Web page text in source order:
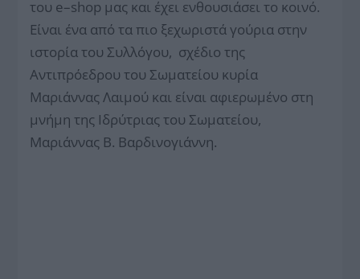
του e–shop μας και έχει ενθουσιάσει το κοινό.
Είναι ένα από τα πιο ξεχωριστά γούρια στην
ιστορία του Συλλόγου, σχέδιο της
Αντιπρόεδρου του Σωματείου κυρία
Μαριάννας Λαιμού και είναι αφιερωμένο στη
μνήμη της Ιδρύτριας του Σωματείου,
Μαριάννας Β. Βαρδινογιάννη.